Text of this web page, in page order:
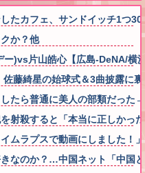
したカフェ、サンドイッチ1
か？他
ー)vs片山皓心【広島-DeNA/横
佐藤綺星の始球式＆3曲披露に
したら普通に美人の部類だっ
射殺すると「本当に正しかっ
ムラプスで動画にしました！
なのか？…中国ネット「中国